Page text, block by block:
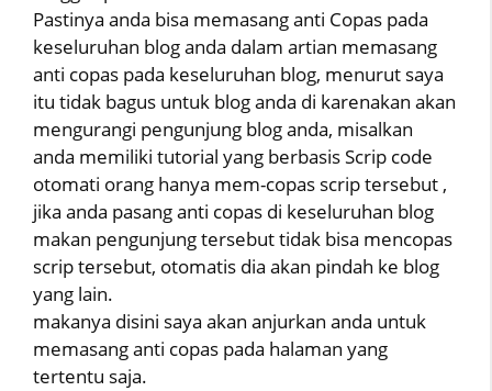
Pastinya anda bisa memasang anti Copas pada
keseluruhan blog anda dalam artian memasang
anti copas pada keseluruhan blog, menurut saya
itu tidak bagus untuk blog anda di karenakan akan
mengurangi pengunjung blog anda, misalkan
anda memiliki tutorial yang berbasis Scrip code
otomati orang hanya mem-copas scrip tersebut ,
jika anda pasang anti copas di keseluruhan blog
makan pengunjung tersebut tidak bisa mencopas
scrip tersebut, otomatis dia akan pindah ke blog
yang lain.
makanya disini saya akan anjurkan anda untuk
memasang anti copas pada halaman yang
tertentu saja.